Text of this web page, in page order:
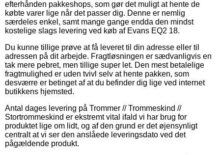
efterhånden pakkeshops, som gør det muligt at hente de
købte varer lige når det passer dig. Denne er nemlig
særdeles enkel, samt mange gange endda den mindst
kostelige slags levering ved køb af Evans EQ2 18.
Du kunne tillige prøve at få leveret til din adresse eller til
adressen på dit arbejde. Fragtløsningen er sædvanligvis en
tak mere pebret, men tillige super let. Den mest betalelige
fragtmulighed er uden tvivl selv at hente pakken, som
desværre er betinget af at du befinder dig lige ved internet
butikkens hjemsted.
Antal dages levering på Trommer // Trommeskind //
Stortrommeskind er ekstremt vital ifald vi har brug for
produktet lige om lidt, og af den grund er det øjensynligt
centralt at vi ser den anslåede leveringsdato ved det
pågældende produkt.